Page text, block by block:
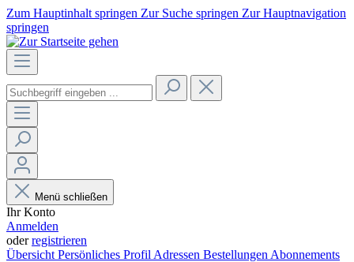
Zum Hauptinhalt springen Zur Suche springen Zur Hauptnavigation
springen
Menü schließen
Ihr Konto
Anmelden
oderregistrieren
Übersicht Persönliches Profil Adressen Bestellungen Abonnements